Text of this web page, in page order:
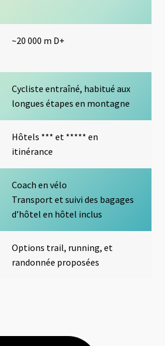
~20 000 m D+
Cycliste entraîné, habitué aux
longues étapes en montagne
Hôtels *** et ***** en
itinérance
Coach en vélo
Transport et suivi des bagages
d’hôtel en hôtel inclus
Options trail, running, et
randonnée proposées